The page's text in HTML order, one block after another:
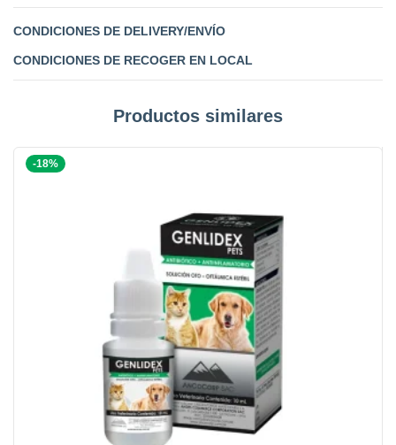
CONDICIONES DE DELIVERY/ENVÍO
CONDICIONES DE RECOGER EN LOCAL
Productos similares
-18%